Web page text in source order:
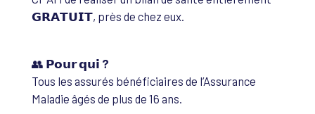
𝗚𝗥𝗔𝗧𝗨𝗜𝗧, près de chez eux.
👥 𝗣𝗼𝘂𝗿 𝗾𝘂𝗶 ?
Tous les assurés bénéficiaires de l’Assurance
Maladie âgés de plus de 16 ans.